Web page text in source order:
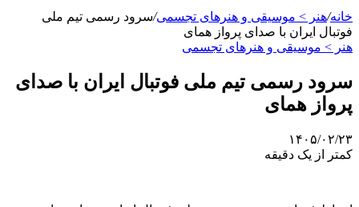
خانه/هنر > موسیقی و هنرهای تجسمی/سرود رسمی تیم ملی
فوتبال ایران با صدای پرواز همای
هنر > موسیقی و هنرهای تجسمی
سرود رسمی تیم ملی فوتبال ایران با صدای
پرواز همای
۱۴۰۵/۰۲/۲۳
کمتر از یک دقیقه